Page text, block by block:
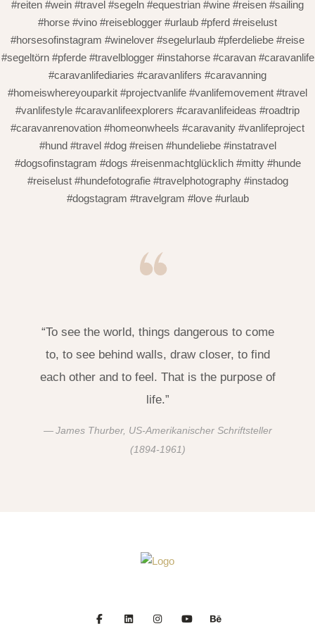
#reiten #wein #travel #segeln #equestrian #wine #reisen #sailing
#horse #vino #reiseblogger #urlaub #pferd #reiselust
#horsesofinstagram #winelover #segelurlaub #pferdeliebe #reise
#segeltörn #pferde #travelblogger #instahorse #caravan #caravanlife
#caravanlifediaries #caravanlifers #caravanning
#homeiswhereyouparkit #projectvanlife #vanlifemovement #travel
#vanlifestyle #caravanlifeexplorers #caravanlifeideas #roadtrip
#caravanrenovation #homeonwheels #caravanity #vanlifeproject
#hund #travel #dog #reisen #hundeliebe #instatravel
#dogsofinstagram #dogs #reisenmachtglücklich #mitty #hunde
#reiselust #hundefotografie #travelphotography #instadog
#dogstagram #travelgram #love #urlaub
“To see the world, things dangerous to come
to, to see behind walls, draw closer, to find
each other and to feel. That is the purpose of
life.”
James Thurber, US-Amerikanischer Schriftsteller
(1894-1961)